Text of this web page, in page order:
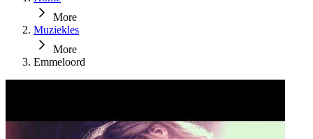
More
Muziekles
More
Emmeloord